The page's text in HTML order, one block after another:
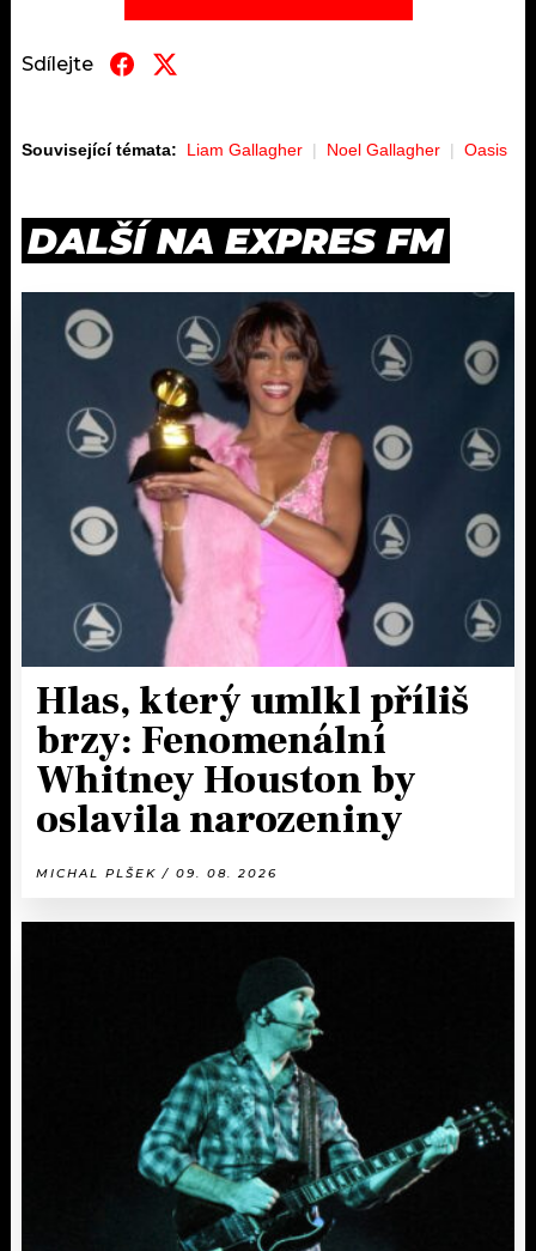
Sdílejte
Související témata: Liam Gallagher Noel Gallagher Oasis
DALŠÍ NA EXPRES FM
Hlas, který umlkl příliš
brzy: Fenomenální
Whitney Houston by
oslavila narozeniny
MICHAL PLŠEK / 09. 08. 2026